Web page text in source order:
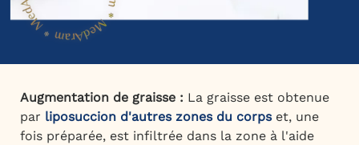
Augmentation de graisse : La graisse est obtenue
par liposuccion d'autres zones du corpset, une
fois préparée, est infiltrée dans la zone à l'aide